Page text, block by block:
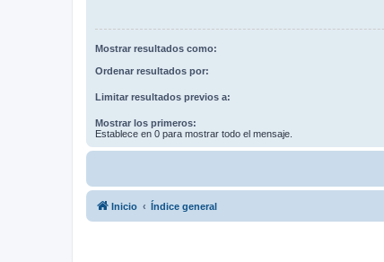
Mostrar resultados como:
Ordenar resultados por:
Limitar resultados previos a:
Mostrar los primeros:
Establece en 0 para mostrar todo el mensaje.
Inicio Índice general